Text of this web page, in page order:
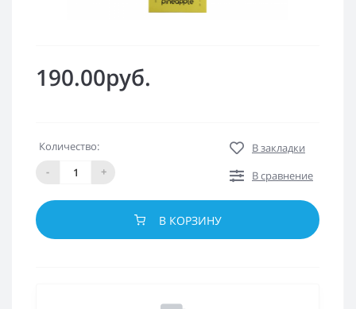
190.00руб.
Количество:
-
+
В закладки
В сравнение
В КОРЗИНУ